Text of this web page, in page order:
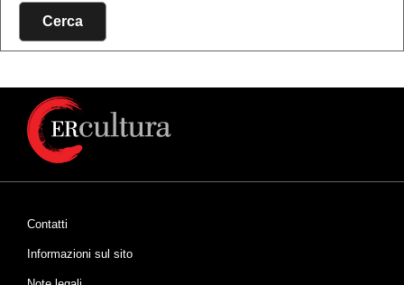
Cerca
Contatti
Informazioni sul sito